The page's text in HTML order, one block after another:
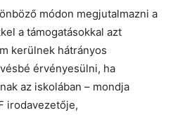
módon megjutalmazni a
a támogatásokkal azt
kerülnek hátrányos
érvényesülni, ha
az iskolában – mondja
irodavezetője,